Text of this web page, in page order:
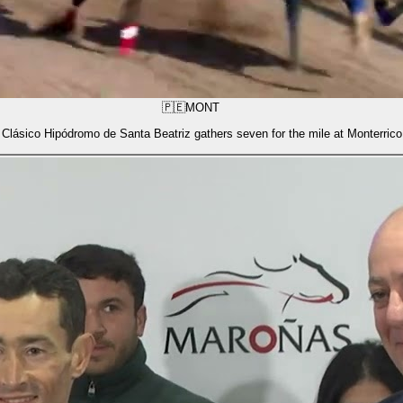
🇵🇪MONT
Hipódromo de Santa Beatriz gathers seven for the mile at Monterrico